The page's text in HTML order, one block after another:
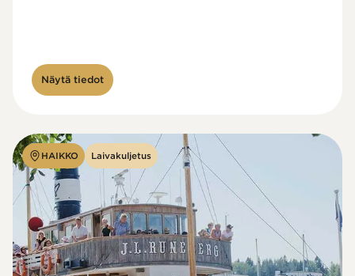
Näytä tiedot
HAIKKO Laivakuljetus